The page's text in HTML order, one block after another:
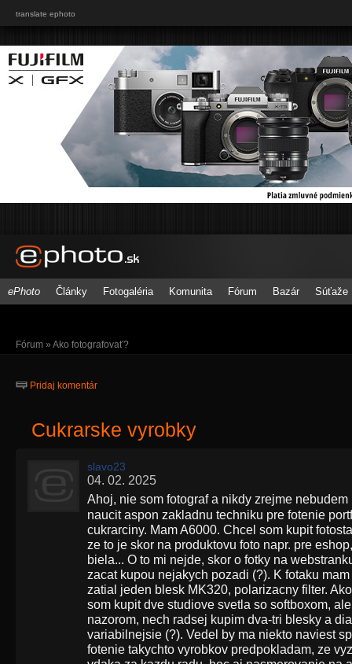
translate ephoto
ePhoto Články Fotogaléria Komunita Fórum Bazár Súťaže
Fórum » Ako fotografovať?
Pridaj komentár
Cukrarske vyrobky
slavo23
04. 02. 2025
Ahoj, nie som fotograf a nikdy zrejme nebudem
naucit aspon zakladnu techniku pre fotenie
cukrarciny. Mam A6000. Chcel som kupit
ze to je skor na produktovu foto napr. pre
biela... O to mi nejde, skor o fotky na
zacat kupou nejakych pozadi (?). K fotaku
zatial jeden blesk MK320, polarizacny filter.
som kupit dve studiove svetla so softboxom,
nazorom, nech radsej kupim dva-tri blesky a
variabilnejsie (?). Vedel by ma niekto naviest
fotenie takychto vyrobkov predpokladam, ze